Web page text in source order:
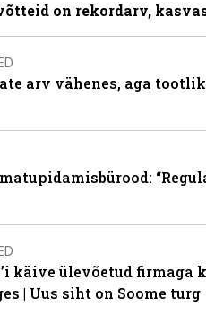
on rekordarv,
arv vähenes, aga
käive ülevõetud firmaga
| Uus siht on Soome turg